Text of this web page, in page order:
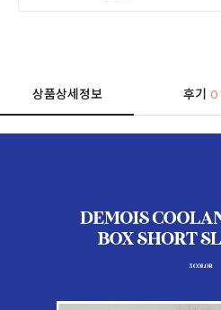
상품상세정보 후기0